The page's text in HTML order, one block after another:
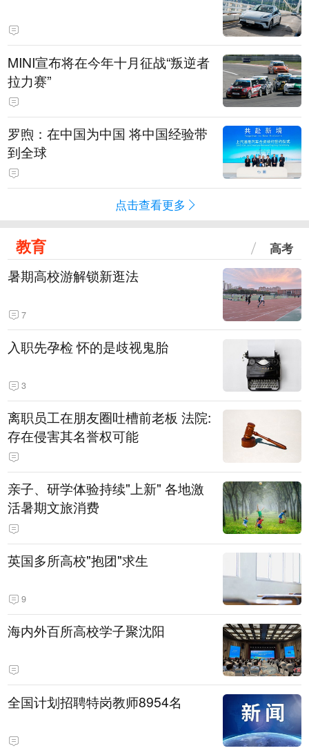
MINI宣布将在今年十月征战“叛逆者
拉力赛”
罗煦：在中国为中国 将中国经验带
到全球
点击查看更多
教育 高考
暑期高校游解锁新逛法
7
入职先孕检 怀的是歧视鬼胎
3
离职员工在朋友圈吐槽前老板 法院:
存在侵害其名誉权可能
亲子、研学体验持续"上新" 各地激
活暑期文旅消费
英国多所高校"抱团"求生
9
海内外百所高校学子聚沈阳
全国计划招聘特岗教师8954名